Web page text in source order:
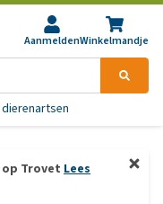
AanmeldenWinkelmandje
Trovet Lees